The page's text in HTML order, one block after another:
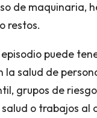
de maquinaria,
restos.
puede
la salud de
grupos de
o trabajos al